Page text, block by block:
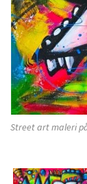
Street art maleri